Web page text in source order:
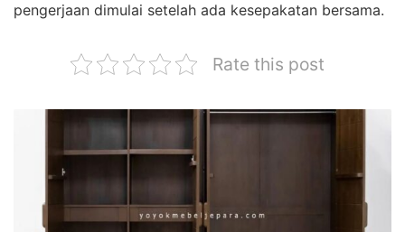
pengerjaan dimulai setelah ada kesepakatan bersama.
Rate this post